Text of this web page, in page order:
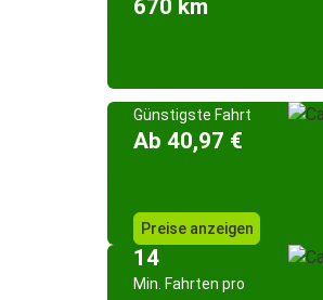
670 km
Günstigste Fahrt
Ab 40,97 €
Preise anzeigen
14
Min. Fahrten pro